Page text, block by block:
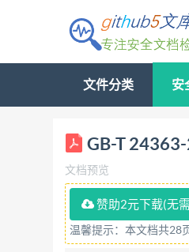
文件分类 安
GB-T
文档预览
赞助2元下载(无
温馨提示：本文档共28